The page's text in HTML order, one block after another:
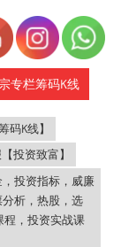
专栏筹码K线
码K线】
投资致富】
投资指标，威廉
析，热股，选
程，投资实战课